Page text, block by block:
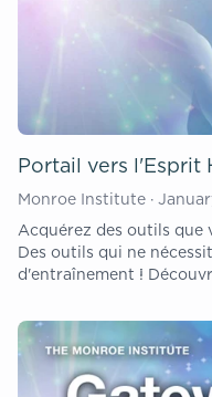
Portail vers l'Esprit
Monroe Institute ·
Acquérez des outils que
Des outils qui ne
d'entraînement !